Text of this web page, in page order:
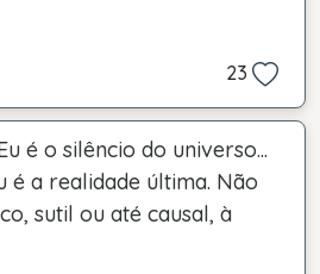
23
é o silêncio do universo...
é a realidade última. Não
sutil ou até causal, à